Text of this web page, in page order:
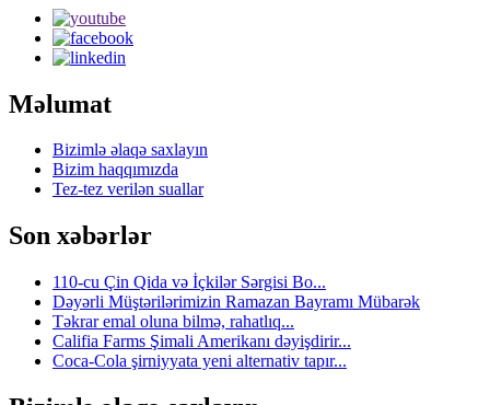
Məlumat
Bizimlə əlaqə saxlayın
Bizim haqqımızda
Tez-tez verilən suallar
Son xəbərlər
110-cu Çin Qida və İçkilər Sərgisi Bo...
Dəyərli Müştərilərimizin Ramazan Bayramı Mübarək
Təkrar emal oluna bilmə, rahatlıq...
Califia Farms Şimali Amerikanı dəyişdirir...
Coca-Cola şirniyyata yeni alternativ tapır...